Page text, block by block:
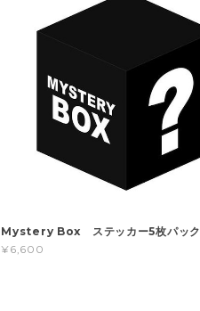
Mystery Box ステッカー5枚パック
¥6,600